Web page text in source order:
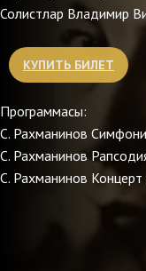
Солистлар Владимир
КУПИТЬ БИЛЕТ
Программасы:
С. Рахманинов
С. Рахманинов
С. Рахманинов